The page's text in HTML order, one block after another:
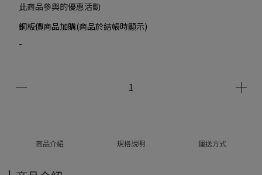
此商品參與的優惠活動
銅板價商品加購(商品於結帳時顯示)
-
商品介紹 規格說明 運送方式